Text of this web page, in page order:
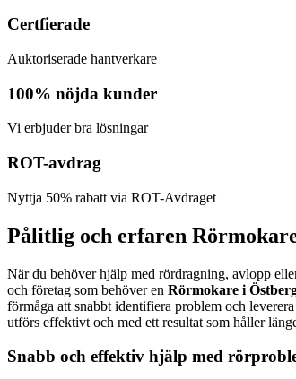
Certfierade
Auktoriserade hantverkare
100% nöjda kunder
Vi erbjuder bra lösningar
ROT-avdrag
Nyttja 50% rabatt via ROT-Avdraget
Pålitlig och erfaren
När du behöver hjälp med rördragning, avlopp
och företag som behöver en Rörmokare i
förmåga att snabbt identifiera problem och
utförs effektivt och med ett resultat som håller
Snabb och effektiv hjälp med